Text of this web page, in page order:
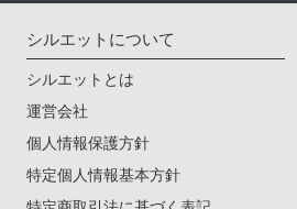
シルエットについて
シルエットとは
運営会社
個人情報保護方針
特定個人情報基本方針